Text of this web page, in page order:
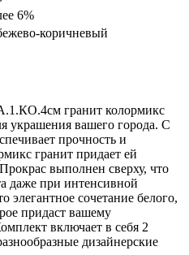
6%
коричневый
гранит колормикс
украшения вашего города. С
прочность и
гранит придает ей
выполнен сверху, что
даже при интенсивной
элегантное сочетание белого,
придаст вашему
включает в себя 2
дизайнерские